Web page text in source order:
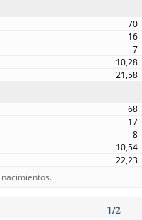
70
16
7
10,28
21,58
68
17
8
10,54
22,23